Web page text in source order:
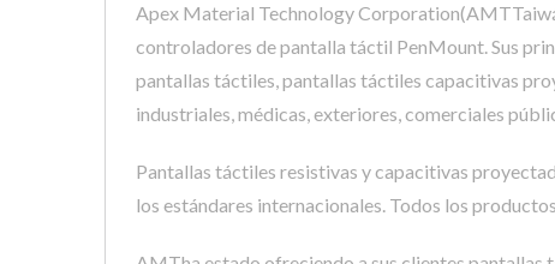
Apex Material Technology
controladores de pantalla táctil PenMount. Sus
pantallas táctiles, pantallas táctiles capacitivas
industriales, médicas, exteriores, comerciales
Pantallas táctiles resistivas y capacitivas
los estándares internacionales. Todos los